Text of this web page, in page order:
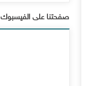
صفحتنا على الفيسبوك